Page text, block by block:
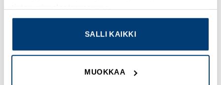
SALLI KAIKKI
MUOKKAA